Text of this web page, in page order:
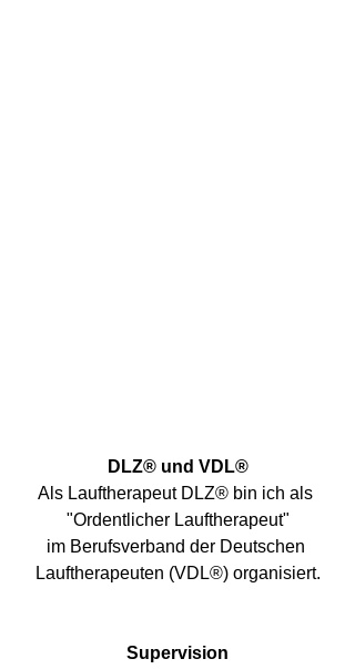
DLZ® und VDL®
Als Lauftherapeut DLZ® bin ich als
"Ordentlicher Lauftherapeut"
im Berufsverband der Deutschen
Lauftherapeuten (VDL®) organisiert.
Supervision